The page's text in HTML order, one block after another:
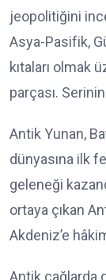
jeopolitiğini
Asya-Pasifik,
kıtaları olmak
parçası.
Antik Yunan,
dünyasına ilk
geleneği
ortaya çıkan
Akdeniz’e
Antik çağlarda